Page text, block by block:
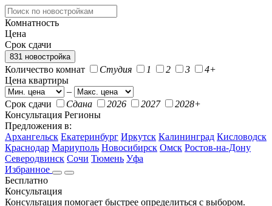
Комнатность
Цена
Срок сдачи
831 новостройка
Количество комнат Студия 1 2 3
4+
Цена квартиры
–
Срок сдачи
Сдана 2026 2027
2028+
Консультация Регионы
Предложения в:
Архангельск Екатеринбург Иркутск Калининград Кисловодск
Краснодар Мариуполь Новосибирск Омск Ростов-на-Дону
Северодвинск Сочи Тюмень Уфа
Избранное
Бесплатно
Консультация
Консультация помогает быстрее определиться с выбором.